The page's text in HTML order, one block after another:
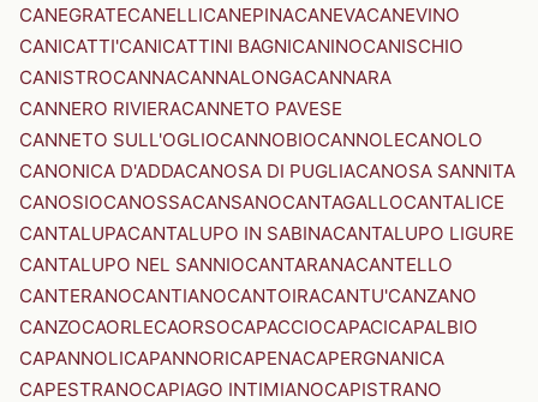
CANEGRATECANELLICANEPINACANEVACANEVINO
CANICATTI'CANICATTINI BAGNICANINOCANISCHIO
CANISTROCANNACANNALONGACANNARA
CANNERO RIVIERACANNETO PAVESE
CANNETO SULL'OGLIOCANNOBIOCANNOLECANOLO
CANONICA D'ADDACANOSA DI PUGLIACANOSA SANNITA
CANOSIOCANOSSACANSANOCANTAGALLOCANTALICE
CANTALUPACANTALUPO IN SABINACANTALUPO LIGURE
CANTALUPO NEL SANNIOCANTARANACANTELLO
CANTERANOCANTIANOCANTOIRACANTU'CANZANO
CANZOCAORLECAORSOCAPACCIOCAPACICAPALBIO
CAPANNOLICAPANNORICAPENACAPERGNANICA
CAPESTRANOCAPIAGO INTIMIANOCAPISTRANO